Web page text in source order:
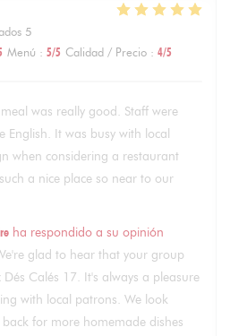
5
Menú : 5/5 Calidad / Precio : 4/5
was really good. Staff were
English. It was busy with local
when considering a restaurant
a nice place so near to our
ha respondido a su opinión
glad to hear that your group
Calés 17. It's always a pleasure
with local patrons. We look
for more homemade dishes